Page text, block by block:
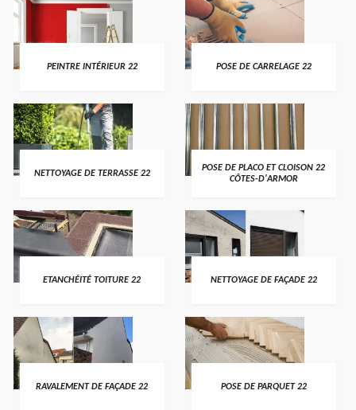
PEINTRE INTÉRIEUR 22 POSE DE CARRELAGE 22
NETTOYAGE DE TERRASSE 22
POSE DE PLACO ET CLOISON 22
CÔTES-D'ARMOR
ETANCHÉITÉ TOITURE 22 NETTOYAGE DE FAÇADE 22
RAVALEMENT DE FAÇADE 22 POSE DE PARQUET 22